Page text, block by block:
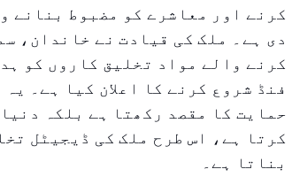
کرنے اور معاشرے کو مضبوط بنانے
دی ہے۔ ملک کی قیادت نے خاندان،
کرنے والے مواد تخلیق کاروں کو
فنڈ شروع کرنے کا اعلان کیا ہے۔
حمایت کا مقصد رکھتا ہے بلکہ
کرتا ہے، اس طرح ملک کی ڈیجیٹل
بناتا ہے۔